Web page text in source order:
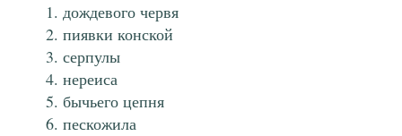
дождевого червя
пиявки конской
серпулы
нереиса
бычьего цепня
пескожила